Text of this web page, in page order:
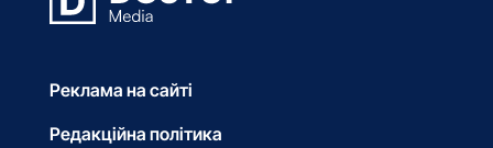
Реклама на сайті
Редакційна політика